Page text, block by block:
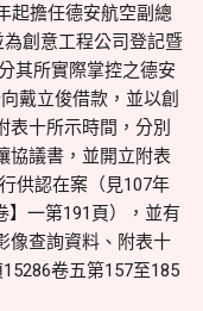
起擔任德安航空副總
創意工程公司登記暨
其所實際掌控之德安
戴立俊借款，並以創
表十所示時間，分別
協議書，並開立附表
供認在案（見107年
】一第191頁），並有
像查詢資料、附表十
卷五第157至185